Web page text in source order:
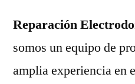
Reparación
somos un equipo de
amplia experiencia en